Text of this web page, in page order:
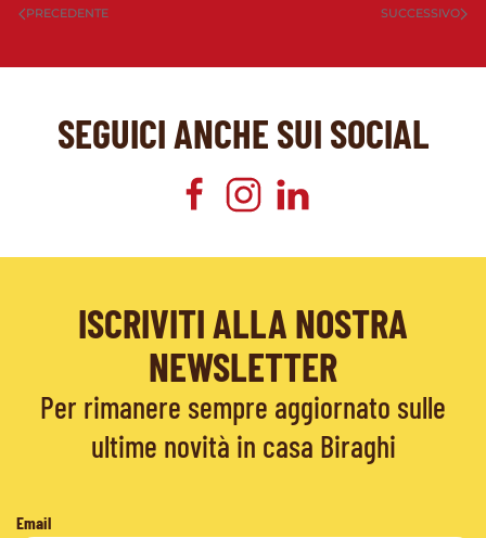
PRECEDENTE SUCCESSIVO
SEGUICI ANCHE SUI SOCIAL
ISCRIVITI ALLA NOSTRA
NEWSLETTER
Per rimanere sempre aggiornato sulle
ultime novità in casa Biraghi
Email